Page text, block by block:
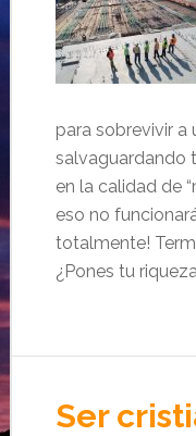
para sobrevivir a
salvaguardando
en la calidad de
eso no
totalmente!
¿Pones tu
Ser